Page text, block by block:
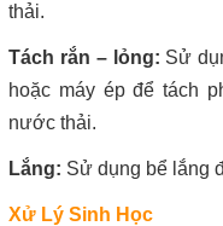
thải.
Tách rắn – lỏng: Sử
hoặc máy ép để tách
nước thải.
Lắng: Sử dụng bể lắng
Xử Lý Sinh Học